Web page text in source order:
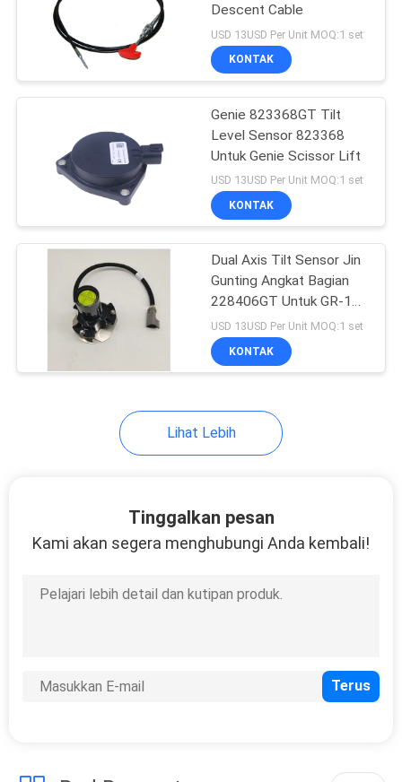
Suku Cadang
Penggerak Hidraulik
16
Angkat Pengisi Daya
Baterai
Kontaktor Solenoid
Sesaat
Descent Cable
USD 13USD Per Unit MOQ:1 set
KONTAK
Genie 823368GT Tilt
Level Sensor 823368
Untuk Genie Scissor Lift
USD 13USD Per Unit MOQ:1 set
KONTAK
Dual Axis Tilt Sensor Jin
Gunting Angkat Bagian
228406GT Untuk GR-12
GR-15 GR-20 GRC-12
QS-12R QS-12W QS-15R
USD 13USD Per Unit MOQ:1 set
KONTAK
Lihat Lebih
Tinggalkan pesan
Kami akan segera menghubungi Anda kembali!